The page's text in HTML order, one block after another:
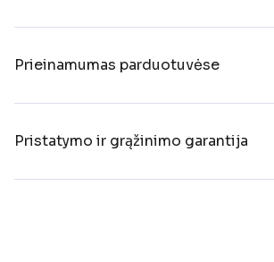
Prieinamumas parduotuvėse
Pristatymo ir grąžinimo garantija